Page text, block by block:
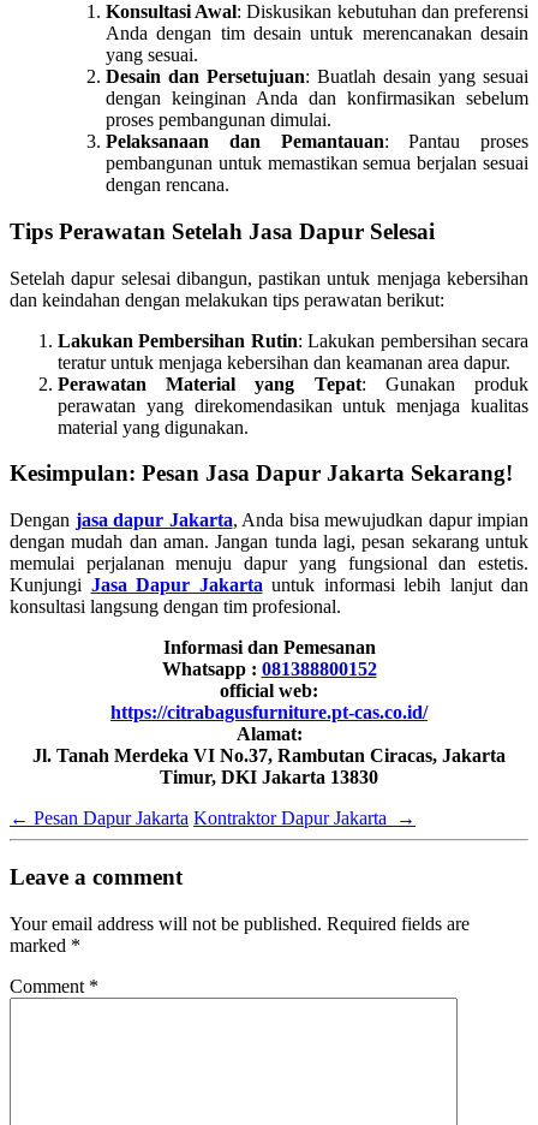
Konsultasi Awal: Diskusikan kebutuhan dan preferensi
Anda dengan tim desain untuk merencanakan desain
yang sesuai.
Desain dan Persetujuan: Buatlah desain yang sesuai
dengan keinginan Anda dan konfirmasikan sebelum
proses pembangunan dimulai.
Pelaksanaan dan Pemantauan: Pantau proses
pembangunan untuk memastikan semua berjalan sesuai
dengan rencana.
Tips Perawatan Setelah Jasa Dapur Selesai
Setelah dapur selesai dibangun, pastikan untuk menjaga kebersihan
dan keindahan dengan melakukan tips perawatan berikut:
Lakukan Pembersihan Rutin: Lakukan pembersihan secara
teratur untuk menjaga kebersihan dan keamanan area dapur.
Perawatan Material yang Tepat: Gunakan produk
perawatan yang direkomendasikan untuk menjaga kualitas
material yang digunakan.
Kesimpulan: Pesan Jasa Dapur Jakarta Sekarang!
Dengan jasa dapur Jakarta, Anda bisa mewujudkan dapur impian
dengan mudah dan aman. Jangan tunda lagi, pesan sekarang untuk
memulai perjalanan menuju dapur yang fungsional dan estetis.
Kunjungi Jasa Dapur Jakarta untuk informasi lebih lanjut dan
konsultasi langsung dengan tim profesional.
Informasi dan Pemesanan
Whatsapp : 081388800152
official web:
https://citrabagusfurniture.pt-cas.co.id/
Alamat:
Jl. Tanah Merdeka VI No.37, Rambutan Ciracas, Jakarta
Timur, DKI Jakarta 13830
← Pesan Dapur Jakarta Kontraktor Dapur Jakarta →
Leave a comment
Your email address will not be published. Required fields are
marked *
Comment *